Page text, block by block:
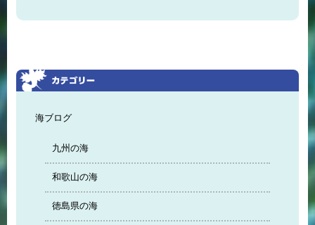
海ブログ
九州の海
和歌山の海
徳島県の海